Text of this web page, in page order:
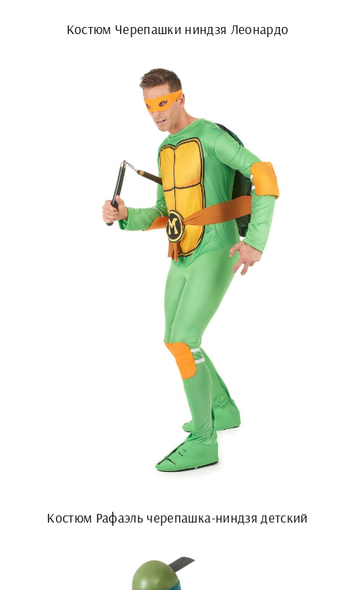
Костюм Черепашки ниндзя Леонардо
Костюм Рафаэль черепашка-ниндзя детский